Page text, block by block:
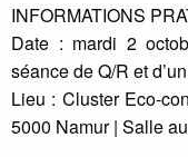
INFORMATIONS
Date : mardi 2
séance de Q/R et
Lieu : Cluster Eco-
5000 Namur | Salle